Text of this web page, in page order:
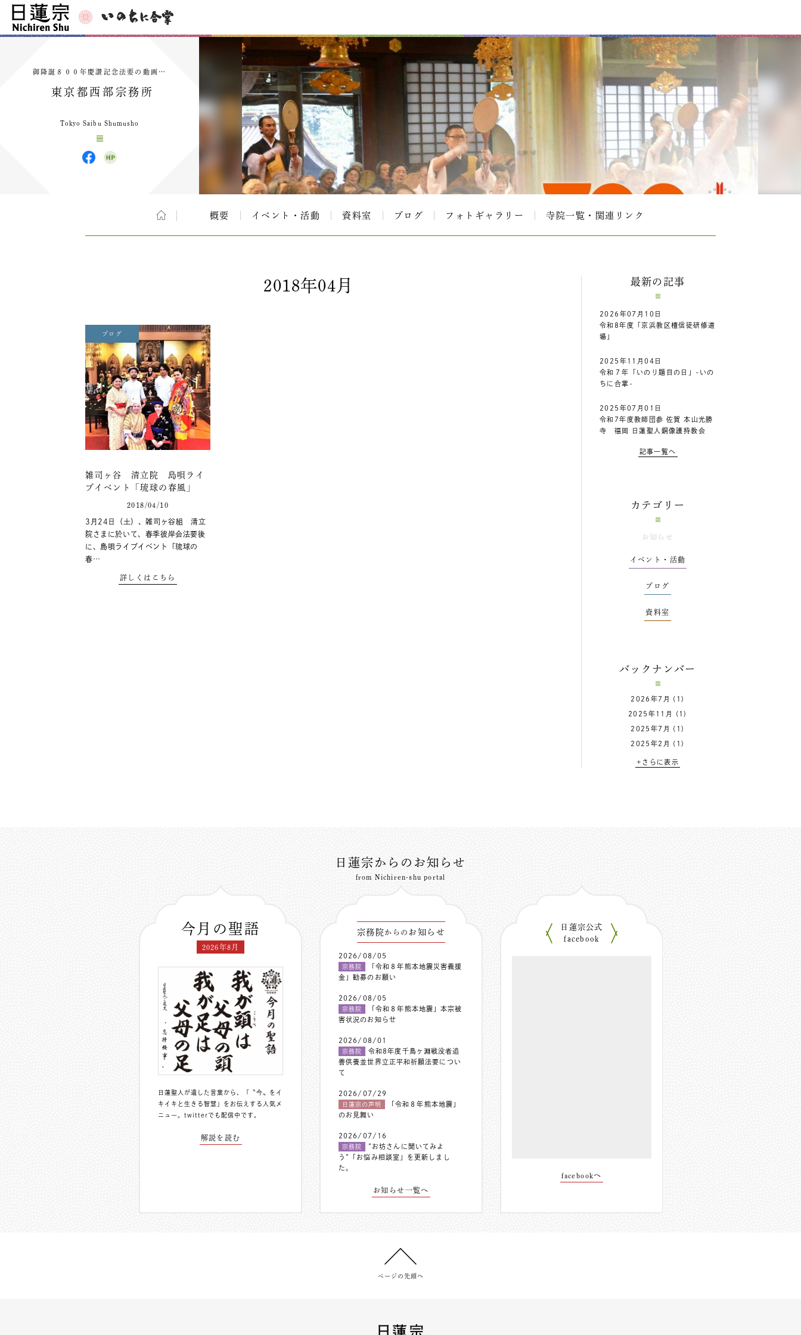
御降誕８００年慶讃記念法要の動画…
東京都西部宗務所
Tokyo Saibu Shumusho
概要 イベント・活動 資料室 ブログ フォトギャラリー 寺院一覧・関連リンク
2018年04月
ブログ
雑司ヶ谷 清立院 島唄ライ
ブイベント「琉球の春風」
2018/04/10
3月24日（土）、雑司ヶ谷組 清立
院さまに於いて、春季彼岸会法要後
に、島唄ライブイベント「琉球の
春…
詳しくはこちら
最新の記事
2026年07月10日
令和8年度「京浜教区檀信徒研修道
場」
2025年11月04日
令和７年「いのり題目の日」-いの
ちに合掌-
2025年07月01日
令和7年度教師団参 佐賀 本山光勝
寺 福岡 日蓮聖人銅像護持教会
記事一覧へ
カテゴリー
お知らせ
イベント・活動
ブログ
資料室
バックナンバー
2026年7月 (1)
2025年11月 (1)
2025年7月 (1)
2025年2月 (1)
+さらに表示
日蓮宗からのお知らせ
from Nichiren-shu portal
今月の聖語
2026年8月
日蓮聖人が遺した言葉から、「〝今〟をイ
キイキと生きる智慧」をお伝えする人気メ
ニュー。 twitterでも配信中 です。
解説を読む
宗務院からの お知らせ
2026/08/05
宗務院
「令和８年熊本地震災害義援
金」勧募のお願い
2026/08/05
宗務院
「令和８年熊本地震」本宗被
害状況のお知らせ
2026/08/01
宗務院
令和8年度千鳥ヶ淵戦没者追
善供養並世界立正平和祈願法要につい
て
2026/07/29
日蓮宗の声明
「令和８年熊本地震」
のお見舞い
2026/07/16
宗務院
”お坊さんに聞いてみよ
う”「お悩み相談室」を更新しまし
た。
お知らせ一覧へ
日蓮宗公式
facebook
facebookへ
ページの先頭へ